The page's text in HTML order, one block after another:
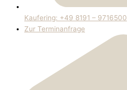
Kaufering: +49 8191 – 9716500
Zur Terminanfrage